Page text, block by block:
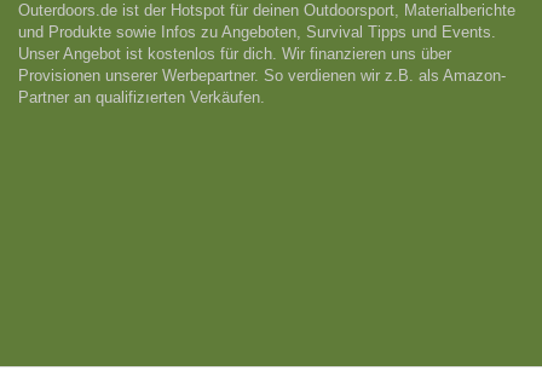
Outerdoors.de ist der Hotspot für deinen Outdoorsport, Materialberichte
und Produkte sowie Infos zu Angeboten, Survival Tipps und Events.
Unser Angebot ist kostenlos für dich. Wir finanzieren uns über
Provisionen unserer Werbepartner. So verdienen wir z.B. als Amazon-
Partner an qualifizıerten Verkäufen.